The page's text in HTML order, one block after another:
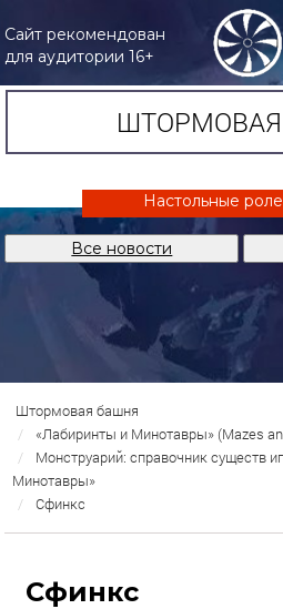
Сайт рекомендован
для аудитории 16+
Настольные
Все новости
Штормовая башня
«Лабиринты и Минотавры» (Mazes
Монструарий: справочник существ
Минотавры»
Сфинкс
Сфинкс